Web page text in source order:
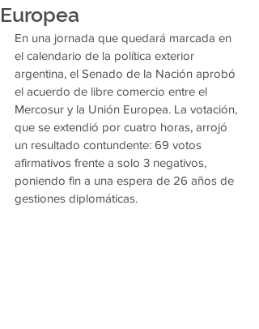
Europea
En una jornada que quedará marcada en
el calendario de la política exterior
argentina, el Senado de la Nación aprobó
el acuerdo de libre comercio entre el
Mercosur y la Unión Europea. La votación,
que se extendió por cuatro horas, arrojó
un resultado contundente: 69 votos
afirmativos frente a solo 3 negativos,
poniendo fin a una espera de 26 años de
gestiones diplomáticas.